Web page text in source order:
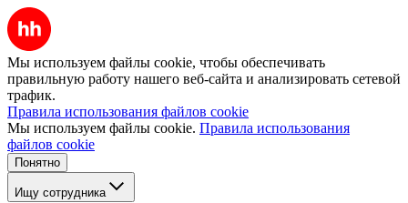
Мы используем файлы cookie, чтобы обеспечивать
правильную работу нашего веб-сайта и анализировать сетевой
трафик.
Правила использования файлов cookie
Мы используем файлы cookie. Правила использования
файлов cookie
Понятно
Ищу сотрудника